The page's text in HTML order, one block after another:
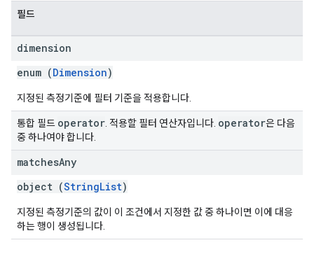
필드
dimension
enum (Dimension)
지정된 측정기준에 필터 기준을 적용합니다.
통합 필드 operator . 적용할 필터 연산자입니다. operator은 다음
중 하나여야 합니다.
matchesAny
object (StringList)
지정된 측정기준의 값이 이 조건에서 지정한 값 중 하나이면 이에 대응
하는 행이 생성됩니다.